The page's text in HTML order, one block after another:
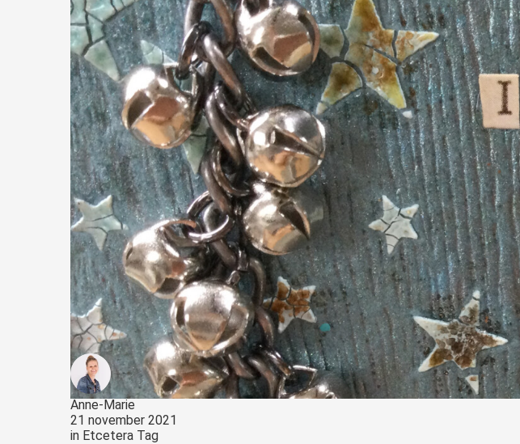
Anne-Marie
21 november 2021
in Etcetera Tag